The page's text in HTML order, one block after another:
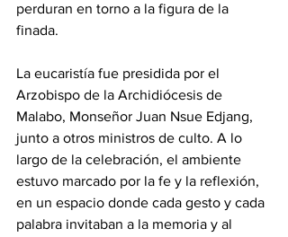
perduran en torno a la figura de la
finada.
La eucaristía fue presidida por el
Arzobispo de la Archidiócesis de
Malabo, Monseñor Juan Nsue Edjang,
junto a otros ministros de culto. A lo
largo de la celebración, el ambiente
estuvo marcado por la fe y la reflexión,
en un espacio donde cada gesto y cada
palabra invitaban a la memoria y al